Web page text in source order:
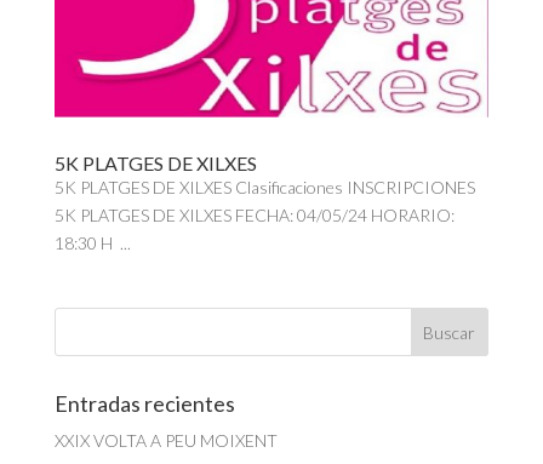
5K PLATGES DE XILXES
5K PLATGES DE XILXES Clasificaciones INSCRIPCIONES
5K PLATGES DE XILXES FECHA: 04/05/24 HORARIO:
18:30 H ...
Entradas recientes
XXIX VOLTA A PEU MOIXENT